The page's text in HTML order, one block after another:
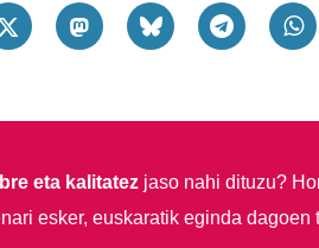
eta kalitatezjaso nahi dituzu?
esker, euskaratik eginda